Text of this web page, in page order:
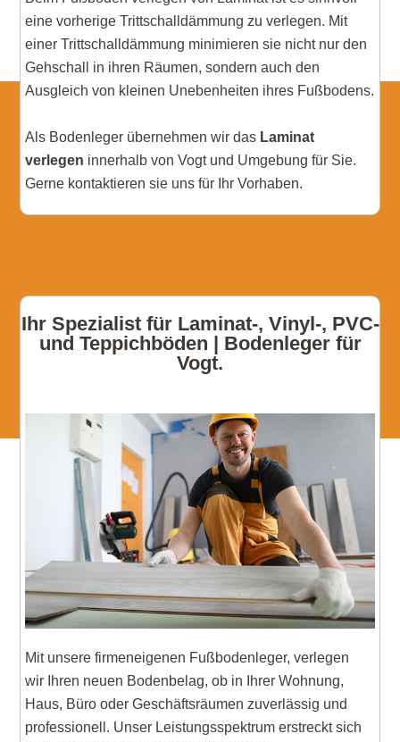
eine vorherige Trittschalldämmung zu verlegen. Mit
einer Trittschalldämmung minimieren sie nicht nur den
Gehschall in ihren Räumen, sondern auch den
Ausgleich von kleinen Unebenheiten ihres Fußbodens.
Als Bodenleger übernehmen wir das Laminat
verlegen innerhalb von Vogt und Umgebung für Sie.
Gerne kontaktieren sie uns für Ihr Vorhaben.
Ihr Spezialist für Laminat-, Vinyl-, PVC-
und Teppichböden | Bodenleger für
Vogt.
Mit unsere firmeneigenen Fußbodenleger, verlegen
wir Ihren neuen Bodenbelag, ob in Ihrer Wohnung,
Haus, Büro oder Geschäftsräumen zuverlässig und
professionell. Unser Leistungsspektrum erstreckt sich